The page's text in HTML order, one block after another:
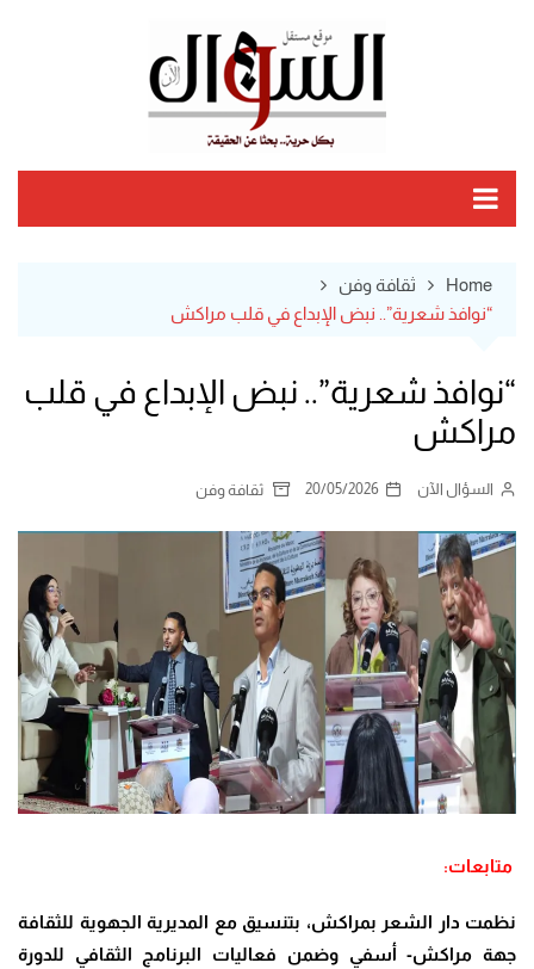
Home
ثقافة وفن
“نوافذ شعرية”.. نبض الإبداع في قلب مراكش
“نوافذ شعرية”.. نبض الإبداع في قلب
مراكش
السؤال الآن 20/05/2026 ثقافة وفن
متابعات:
نظمت دار الشعر بمراكش، بتنسيق مع المديرية الجهوية للثقافة
جهة مراكش- أسفي وضمن فعاليات البرنامج الثقافي للدورة